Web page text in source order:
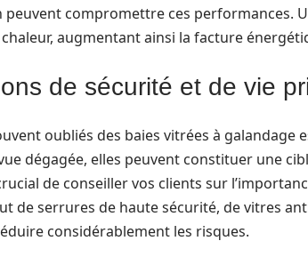
peuvent compromettre ces performances.
augmentant ainsi la facture
de sécurité et de vie
oubliés des baies vitrées à galandage
dégagée, elles peuvent constituer une
de conseiller vos clients sur
de serrures de haute sécurité, de vitres
considérablement les risques.